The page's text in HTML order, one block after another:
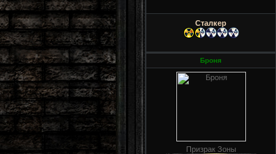
Сталкер
Броня
Призрак Зоны